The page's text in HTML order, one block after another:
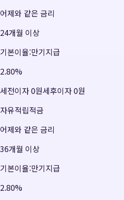
어제와 같은 금리
24개월 이상
기본이율:만기지급
2.80%
세전이자0원세후이자0원
자유적립적금
어제와 같은 금리
36개월 이상
기본이율:만기지급
2.80%